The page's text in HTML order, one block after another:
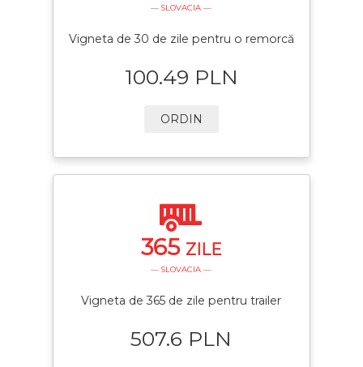
— SLOVACIA —
Vigneta de 30 de zile pentru o remorcă
100.49 PLN
ORDIN
365 ZILE
— SLOVACIA —
Vigneta de 365 de zile pentru trailer
507.6 PLN